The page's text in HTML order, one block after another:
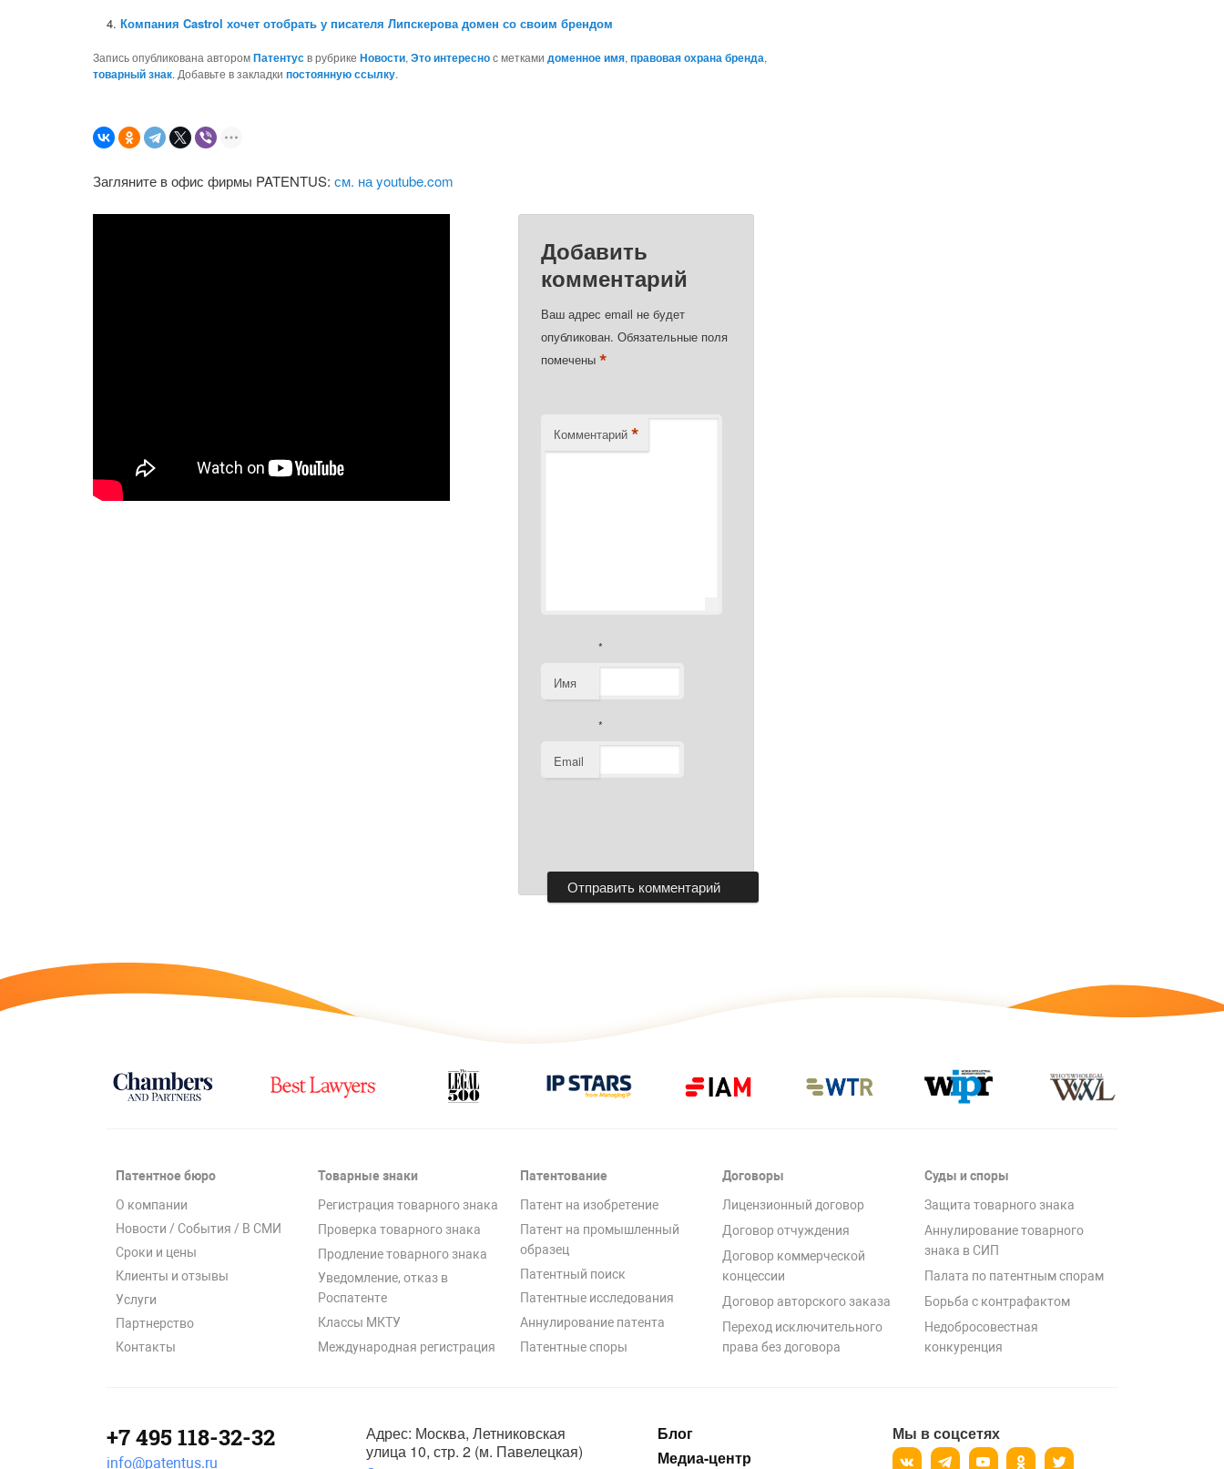
Компания Castrol хочет отобрать у писателя Липскерова домен со своим брендом
Запись опубликована авторомПатентусв рубрикеНовости,Это интереснос меткамидоменное имя,правовая охрана бренда,
товарный знак. Добавьте в закладкипостоянную ссылку.
Загляните в офис фирмы PATENTUS:см. на youtube.com
Добавить
комментарий
Ваш адрес email не будет
опубликован. Обязательные поля
помечены*
Комментарий *
Имя
*
Email
*
Патентное бюро
О компании
Новости / События / В СМИ
Сроки и цены
Клиенты и отзывы
Услуги
Партнерство
Контакты
Товарные знаки
Регистрация товарного знака
Проверка товарного знака
Продление товарного знака
Уведомление, отказ в
Роспатенте
Классы МКТУ
Международная регистрация
Патентование
Патент на изобретение
Патент на промышленный
образец
Патентный поиск
Патентные исследования
Аннулирование патента
Патентные споры
Договоры
Лицензионный договор
Договор отчуждения
Договор коммерческой
концессии
Договор авторского заказа
Переход исключительного
права без договора
Суды и споры
Защита товарного знака
Аннулирование товарного
знака в СИП
Палата по патентным спорам
Борьба с контрафактом
Недобросовестная
конкуренция
+7 495 118-32-32
info@patentus.ru
Адрес: Москва, Летниковская
улица 10, стр. 2 (м. Павелецкая)
Блог
Медиа-центр
Мы в соцсетях